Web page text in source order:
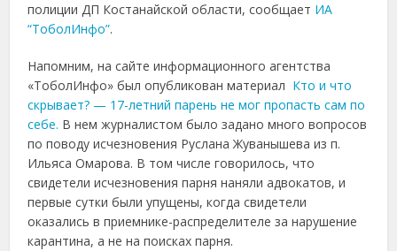
полиции ДП Костанайской области, сообщает ИА
“ТоболИнфо”.
Напомним, на сайте информационного агентства
«ТоболИнфо» был опубликован материал Кто и что
скрывает? — 17-летний парень не мог пропасть сам по
себе. В нем журналистом было задано много вопросов
по поводу исчезновения Руслана Жуванышева из п.
Ильяса Омарова. В том числе говорилось, что
свидетели исчезновения парня наняли адвокатов, и
первые сутки были упущены, когда свидетели
оказались в приемнике-распределителе за нарушение
карантина, а не на поисках парня.